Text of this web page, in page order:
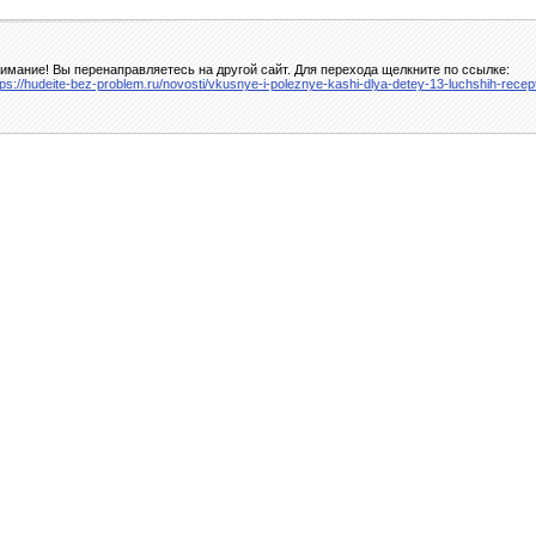
Вы перенаправляетесь на другой сайт. Для перехода щелкните по ссылке:
hudeite-bez-problem.ru/novosti/vkusnye-i-poleznye-kashi-dlya-detey-13-luchshih-